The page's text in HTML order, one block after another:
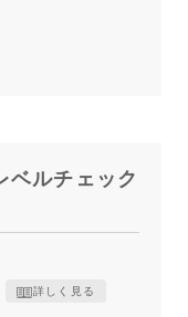
ルチェック
詳しく見る